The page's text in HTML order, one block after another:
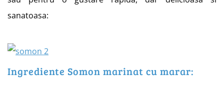
sanatoasa:
Ingrediente Somon marinat cu marar: